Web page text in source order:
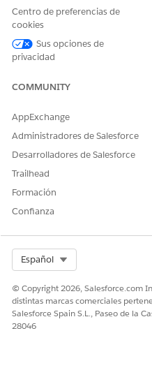
Centro de preferencias de
cookies
Sus opciones de
privacidad
COMMUNITY
AppExchange
Administradores de Salesforce
Desarrolladores de Salesforce
Trailhead
Formación
Confianza
Español
© Copyright 2026, Salesforce.com
distintas marcas comerciales
Salesforce Spain S.L., Paseo de la
28046